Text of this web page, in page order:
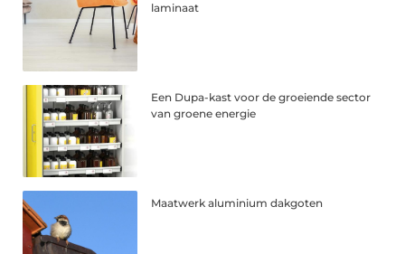
laminaat
Een Dupa-kast voor de groeiende sector
van groene energie
Maatwerk aluminium dakgoten